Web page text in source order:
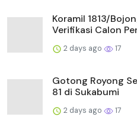
Koramil 1813/
Verifikasi Calon
2 days ago 17
Gotong Royong
81 di Sukabumi
2 days ago 17